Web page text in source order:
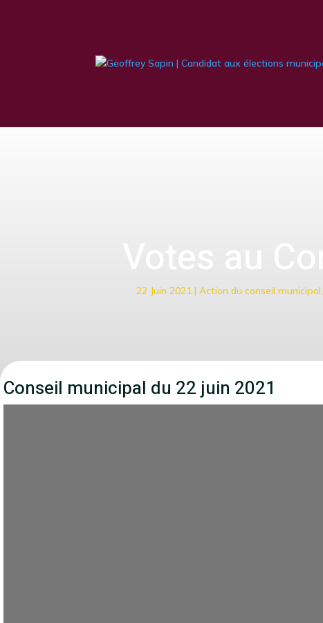
22 Juin 2021 | Action du conseil municipal,
Conseil municipal du 22 juin 2021